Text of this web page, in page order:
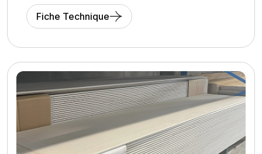
Fiche Technique